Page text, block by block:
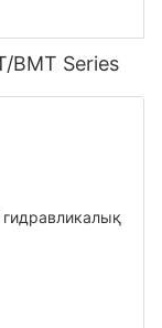
BMT Series